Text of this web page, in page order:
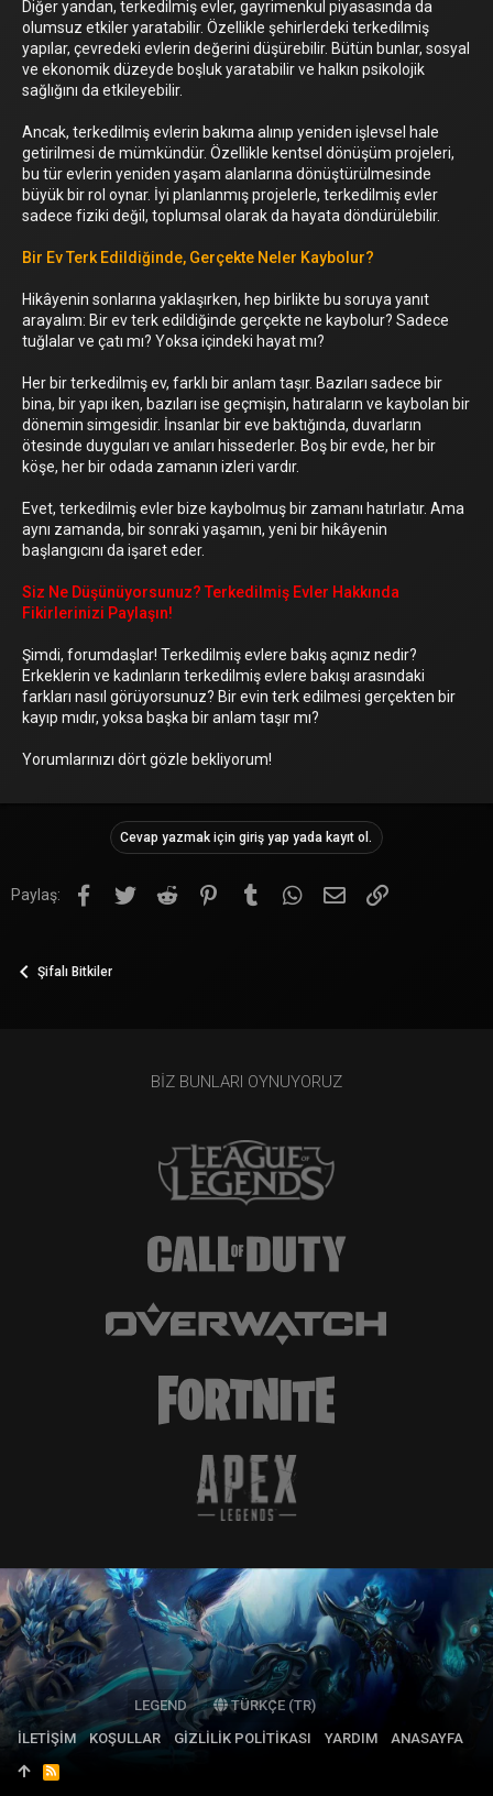
Diğer yandan, terkedilmiş evler, gayrimenkul piyasasında da
olumsuz etkiler yaratabilir. Özellikle şehirlerdeki terkedilmiş
yapılar, çevredeki evlerin değerini düşürebilir. Bütün bunlar, sosyal
ve ekonomik düzeyde boşluk yaratabilir ve halkın psikolojik
sağlığını da etkileyebilir.
Ancak, terkedilmiş evlerin bakıma alınıp yeniden işlevsel hale
getirilmesi de mümkündür. Özellikle kentsel dönüşüm projeleri,
bu tür evlerin yeniden yaşam alanlarına dönüştürülmesinde
büyük bir rol oynar. İyi planlanmış projelerle, terkedilmiş evler
sadece fiziki değil, toplumsal olarak da hayata döndürülebilir.
Bir Ev Terk Edildiğinde, Gerçekte Neler Kaybolur?
Hikâyenin sonlarına yaklaşırken, hep birlikte bu soruya yanıt
arayalım: Bir ev terk edildiğinde gerçekte ne kaybolur? Sadece
tuğlalar ve çatı mı? Yoksa içindeki hayat mı?
Her bir terkedilmiş ev, farklı bir anlam taşır. Bazıları sadece bir
bina, bir yapı iken, bazıları ise geçmişin, hatıraların ve kaybolan bir
dönemin simgesidir. İnsanlar bir eve baktığında, duvarların
ötesinde duyguları ve anıları hissederler. Boş bir evde, her bir
köşe, her bir odada zamanın izleri vardır.
Evet, terkedilmiş evler bize kaybolmuş bir zamanı hatırlatır. Ama
aynı zamanda, bir sonraki yaşamın, yeni bir hikâyenin
başlangıcını da işaret eder.
Siz Ne Düşünüyorsunuz? Terkedilmiş Evler Hakkında
Fikirlerinizi Paylaşın!
Şimdi, forumdaşlar! Terkedilmiş evlere bakış açınız nedir?
Erkeklerin ve kadınların terkedilmiş evlere bakışı arasındaki
farkları nasıl görüyorsunuz? Bir evin terk edilmesi gerçekten bir
kayıp mıdır, yoksa başka bir anlam taşır mı?
Yorumlarınızı dört gözle bekliyorum!
Cevap yazmak için giriş yap yada kayıt ol.
Paylaş: Facebook
TwitterReddit PinterestTumblrWhatsApp
E-postaLink
Şifalı Bitkiler
BIZ BUNLARI OYNUYORUZ
LEGEND
TÜRKÇE (TR)
İLETIŞIM
KOŞULLAR GIZLILIK POLITIKASI YARDIM ANASAYFA
R
S